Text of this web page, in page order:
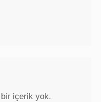
içerik yok.